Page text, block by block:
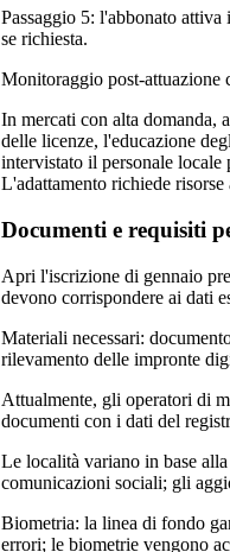
Passaggio 5: l'abbonato
se richiesta.
Monitoraggio post-attuazione
In mercati con alta
delle licenze, l'educazione
intervistato il personale
L'adattamento richiede
Documenti e requisiti
Apri l'iscrizione di gennaio
devono corrispondere ai dati
Materiali necessari:
rilevamento delle impronte
Attualmente, gli operatori di
documenti con i dati del
Le località variano in base
comunicazioni sociali; gli
Biometria: la linea di fondo
errori; le biometrie vengono